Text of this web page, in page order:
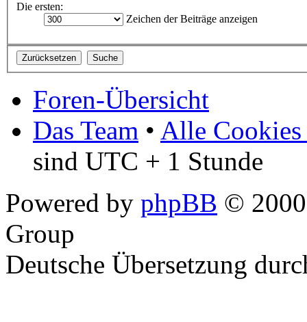
Die ersten:
Zeichen der Beiträge anzeigen
Foren-Übersicht
Das Team • Alle Cookies
sind UTC + 1 Stunde
Powered by phpBB ©
Group
Deutsche Übersetzung